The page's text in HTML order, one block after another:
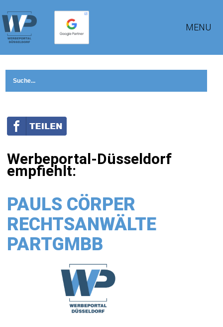
MENU
Werbeportal-Düsseldorf
empfiehlt:
PAULS CÖRPER
RECHTSANWÄLTE
PARTGMBB